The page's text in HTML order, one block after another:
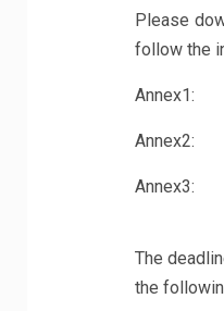
Please
follow the
Annex1:
Annex2:
Annex3:
The
the